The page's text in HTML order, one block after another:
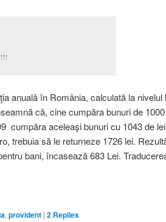
anuală în România, calculată la nivelul
că, cine cumpăra bunuri de
cumpăra aceleaşi bunuri cu 1043 de
trebuia să le returneze 1726 lei.
bani, încasează 683 Lei.
, provident | 2 Replies